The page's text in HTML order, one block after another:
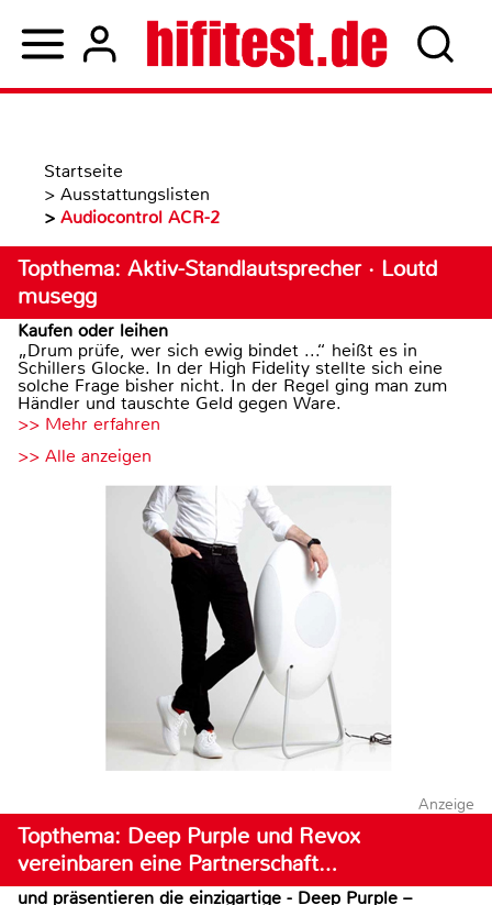
Startseite
> Ausstattungslisten
> Audiocontrol ACR-2
Topthema: Aktiv-Standlautsprecher · Loutd
musegg
Kaufen oder leihen
„Drum prüfe, wer sich ewig bindet ...“ heißt es in
Schillers Glocke. In der High Fidelity stellte sich eine
solche Frage bisher nicht. In der Regel ging man zum
Händler und tauschte Geld gegen Ware.
>> Mehr erfahren
>> Alle anzeigen
Anzeige
Topthema: Deep Purple und Revox
vereinbaren eine Partnerschaft…
und präsentieren die einzigartige - Deep Purple –